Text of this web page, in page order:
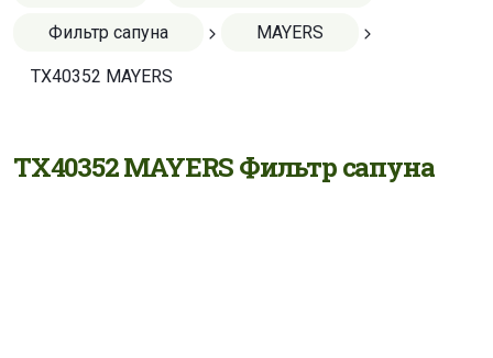
Фильтр сапуна MAYERS
TX40352 MAYERS
TX40352 MAYERS Фильтр сапуна